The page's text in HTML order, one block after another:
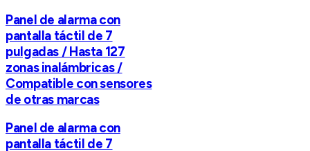
Panel de alarma con
pantalla táctil de 7
pulgadas / Hasta 127
zonas inalámbricas /
Compatible con sensores
de otras marcas
Panel de alarma con
pantalla táctil de 7